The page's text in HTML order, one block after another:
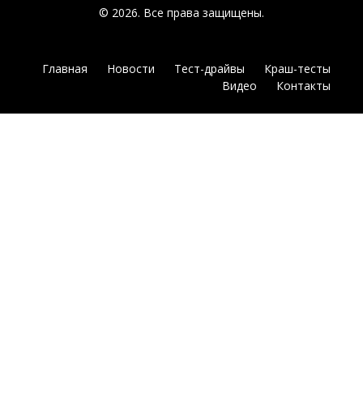
© 2026. Все права защищены.
Главная Новости Тест-драйвы
Краш-тесты
Видео
Контакты